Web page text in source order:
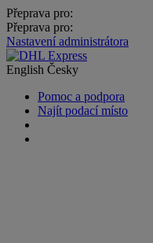
Přeprava pro:
Přeprava pro:
Nastavení administrátora
English Česky
Pomoc a podpora
Najít podací místo